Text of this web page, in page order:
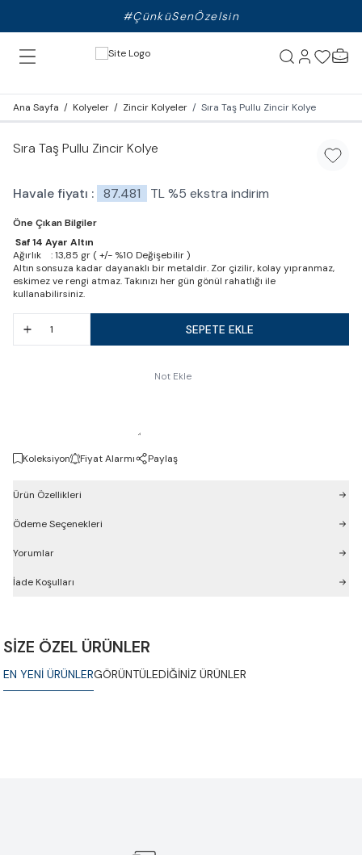
#ÇünküSenÖzelsin
Ana Sayfa / Kolyeler / Zincir Kolyeler / Sıra Taş Pullu Zincir Kolye
Sıra Taş Pullu Zincir Kolye
Havale fiyatı : 87.481 TL%5 ekstra indirim
Öne Çıkan Bilgiler
Saf 14 Ayar Altın
Ağırlık : 13,85 gr ( +/- %10 Değişebilir )
Altın sonsuza kadar dayanaklı bir metaldir. Zor çizilir, kolay yıpranmaz,
eskimez ve rengi atmaz. Takınızı her gün gönül rahatlığı ile
kullanabilirsiniz.
SEPETE EKLE
Not Ekle
Koleksiyon Fiyat Alarmı Paylaş
Ürün Özellikleri
Ödeme Seçenekleri
Yorumlar
İade Koşulları
SİZE ÖZEL ÜRÜNLER
EN YENİ ÜRÜNLERGÖRÜNTÜLEDİĞİNİZ ÜRÜNLER